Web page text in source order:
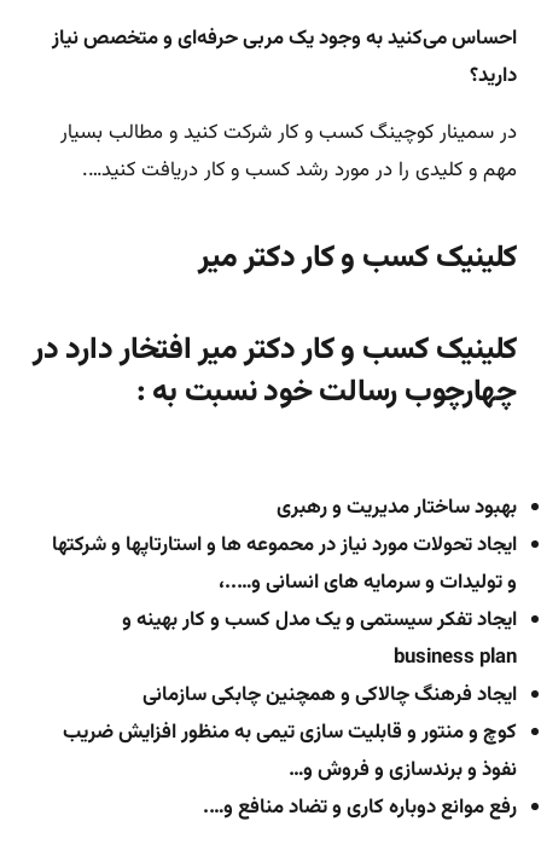
احساس می‌کنید به وجود یک مربی حرفه‌ای و متخصص نیاز
دارید؟
در سمینار کوچینگ کسب و کار شرکت کنید و مطالب بسیار
مهم و کلیدی را در مورد رشد کسب و کار دریافت کنید….
کلینیک کسب و کار دکتر میر
کلینیک کسب و کار دکتر میر افتخار دارد در
چهارچوب رسالت خود نسبت به :
بهبود ساختار مدیریت و رهبری
ایجاد تحولات مورد نیاز در محموعه ها و استارتاپها و شرکتها
و تولیدات و سرمایه های انسانی و…..،
ایجاد تفکر سیستمی و یک مدل کسب و کار بهینه و
business plan
ایجاد فرهنگ چالاکی و همچنین چابکی سازمانی
کوچ و منتور و قابلیت سازی تیمی به منظور افزایش ضریب
نفوذ و برندسازی و فروش و…
رفع موانع دوباره کاری و تضاد منافع و….